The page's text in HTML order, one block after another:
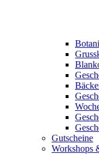
Gutscheine
Workshops